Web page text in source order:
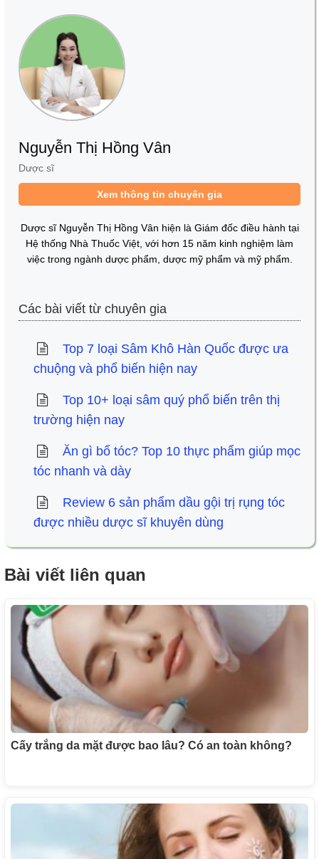
Nguyễn Thị Hồng Vân
Dược sĩ
Xem thông tin chuyên gia
Dược sĩ Nguyễn Thị Hồng Vân hiện là Giám đốc điều hành tại
Hệ thống Nhà Thuốc Việt, với hơn 15 năm kinh nghiệm làm
việc trong ngành dược phẩm, dược mỹ phẩm và mỹ phẩm.
Các bài viết từ chuyên gia
Top 7 loại Sâm Khô Hàn Quốc được ưa
chuộng và phổ biến hiện nay
Top 10+ loại sâm quý phổ biến trên thị
trường hiện nay
Ăn gì bổ tóc? Top 10 thực phẩm giúp mọc
tóc nhanh và dày
Review 6 sản phẩm dầu gội trị rụng tóc
được nhiều dược sĩ khuyên dùng
Bài viết liên quan
Cấy trắng da mặt được bao lâu? Có an toàn không?